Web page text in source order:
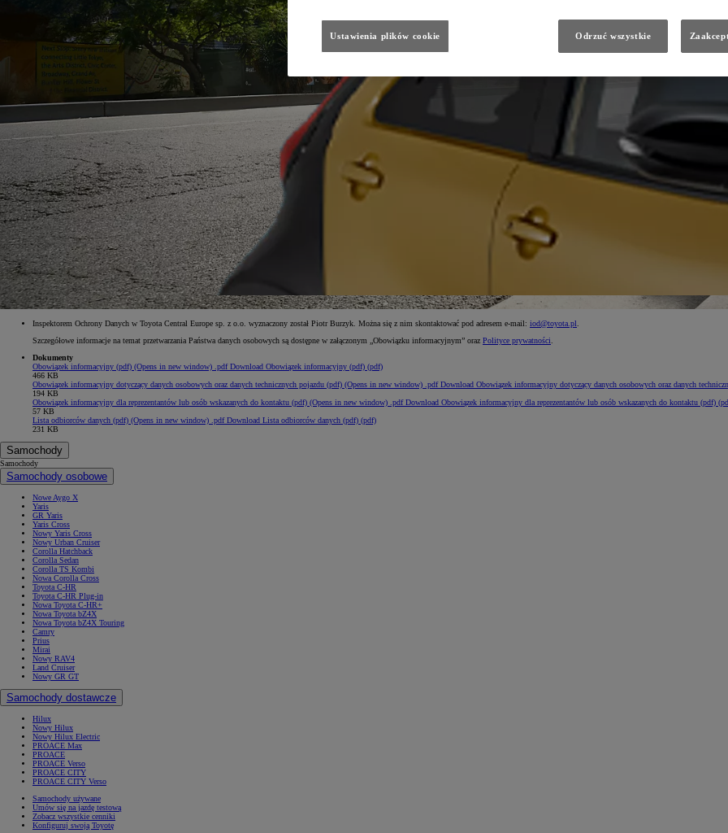
Inspektorem Ochrony Danych w Toyota Central Europe sp. z o.o. wyznaczony został Piotr Burzyk. Można się z nim skontaktować pod adresem e-mail: iod@toyota.pl
Szczegółowe informacje na temat przetwarzania Państwa danych osobowych są dostępne w załączonym „Obowiązku informacyjnym” oraz Polityce prywatności
Dokumenty
Obowiązek informacyjny (pdf) (Opens in new window) .pdfDownload Obowiązek informacyjny (pdf) (pdf)
466 KB
Obowiązek informacyjny dotyczący danych osobowych oraz danych technicznych pojazdu (pdf) (Opens in new window) .pdfDownload Obowiązek informacyjny dotyczący danych osobowych oraz danych
194 KB
Obowiązek informacyjny dla reprezentantów lub osób wskazanych do kontaktu (pdf) (Opens in new window) .pdfDownload Obowiązek informacyjny dla reprezentantów lub osób wskazanych do kontaktu (pdf)
57 KB
Lista odbiorców danych (pdf) (Opens in new window) .pdfDownload Lista odbiorców danych (pdf) (pdf)
231 KB
Samochody
Samochody
Samochody osobowe
Nowe Aygo X
Yaris
GR Yaris
Yaris Cross
Nowy Yaris Cross
Nowy Urban Cruiser
Corolla Hatchback
Corolla Sedan
Corolla TS Kombi
Nowa Corolla Cross
Toyota C-HR
Toyota C-HR Plug-in
Nowa Toyota C-HR+
Nowa Toyota bZ4X
Nowa Toyota bZ4X Touring
Camry
Prius
Mirai
Nowy RAV4
Land Cruiser
Nowy GR GT
Samochody dostawcze
Hilux
Nowy Hilux
Nowy Hilux Electric
PROACE Max
PROACE
PROACE Verso
PROACE CITY
PROACE CITY Verso
Samochody używane
Umów się na jazdę testową
Zobacz wszystkie cenniki
Konfiguruj swoją Toyotę
Ustawienia plików cookie Odrzuć wszystkie